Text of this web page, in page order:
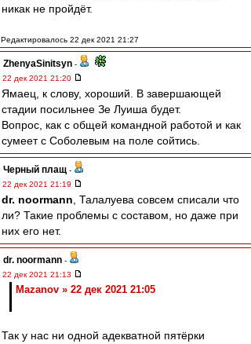
никак не пройдёт.
Редактировалось 22 дек 2021 21:27
ZhenyaSinitsyn -
22 дек 2021 21:20
Ямаец, к слову, хороший. В завершающей
стадии посильнее Зе Луиша будет.
Вопрос, как с общей командной работой и как
сумеет с Соболевым на поле сойтись.
Черный плащ -
22 дек 2021 21:19
dr. noormann , Талалуева совсем списали что
ли? Такие проблемы с составом, но даже при
них его нет.
dr. noormann -
22 дек 2021 21:13
Mazanov » 22 дек 2021 21:05
Так у нас ни одной адекватной пятёрки